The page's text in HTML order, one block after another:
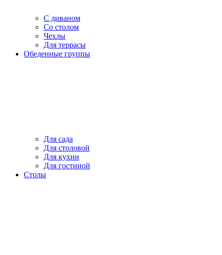
С диваном
Со столом
Чехлы
Для террасы
Обеденные группы
Для сада
Для столовой
Для кухни
Для гостиной
Столы